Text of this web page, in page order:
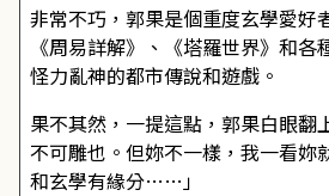
非常不巧，郭果是個重度玄學愛好
《周易詳解》、《塔羅世界》和
怪力亂神的都市傳說和遊戲。
果不其然，一提這點，郭果白眼翻
不可雕也。但妳不一樣，我一看妳
和玄學有緣分……」